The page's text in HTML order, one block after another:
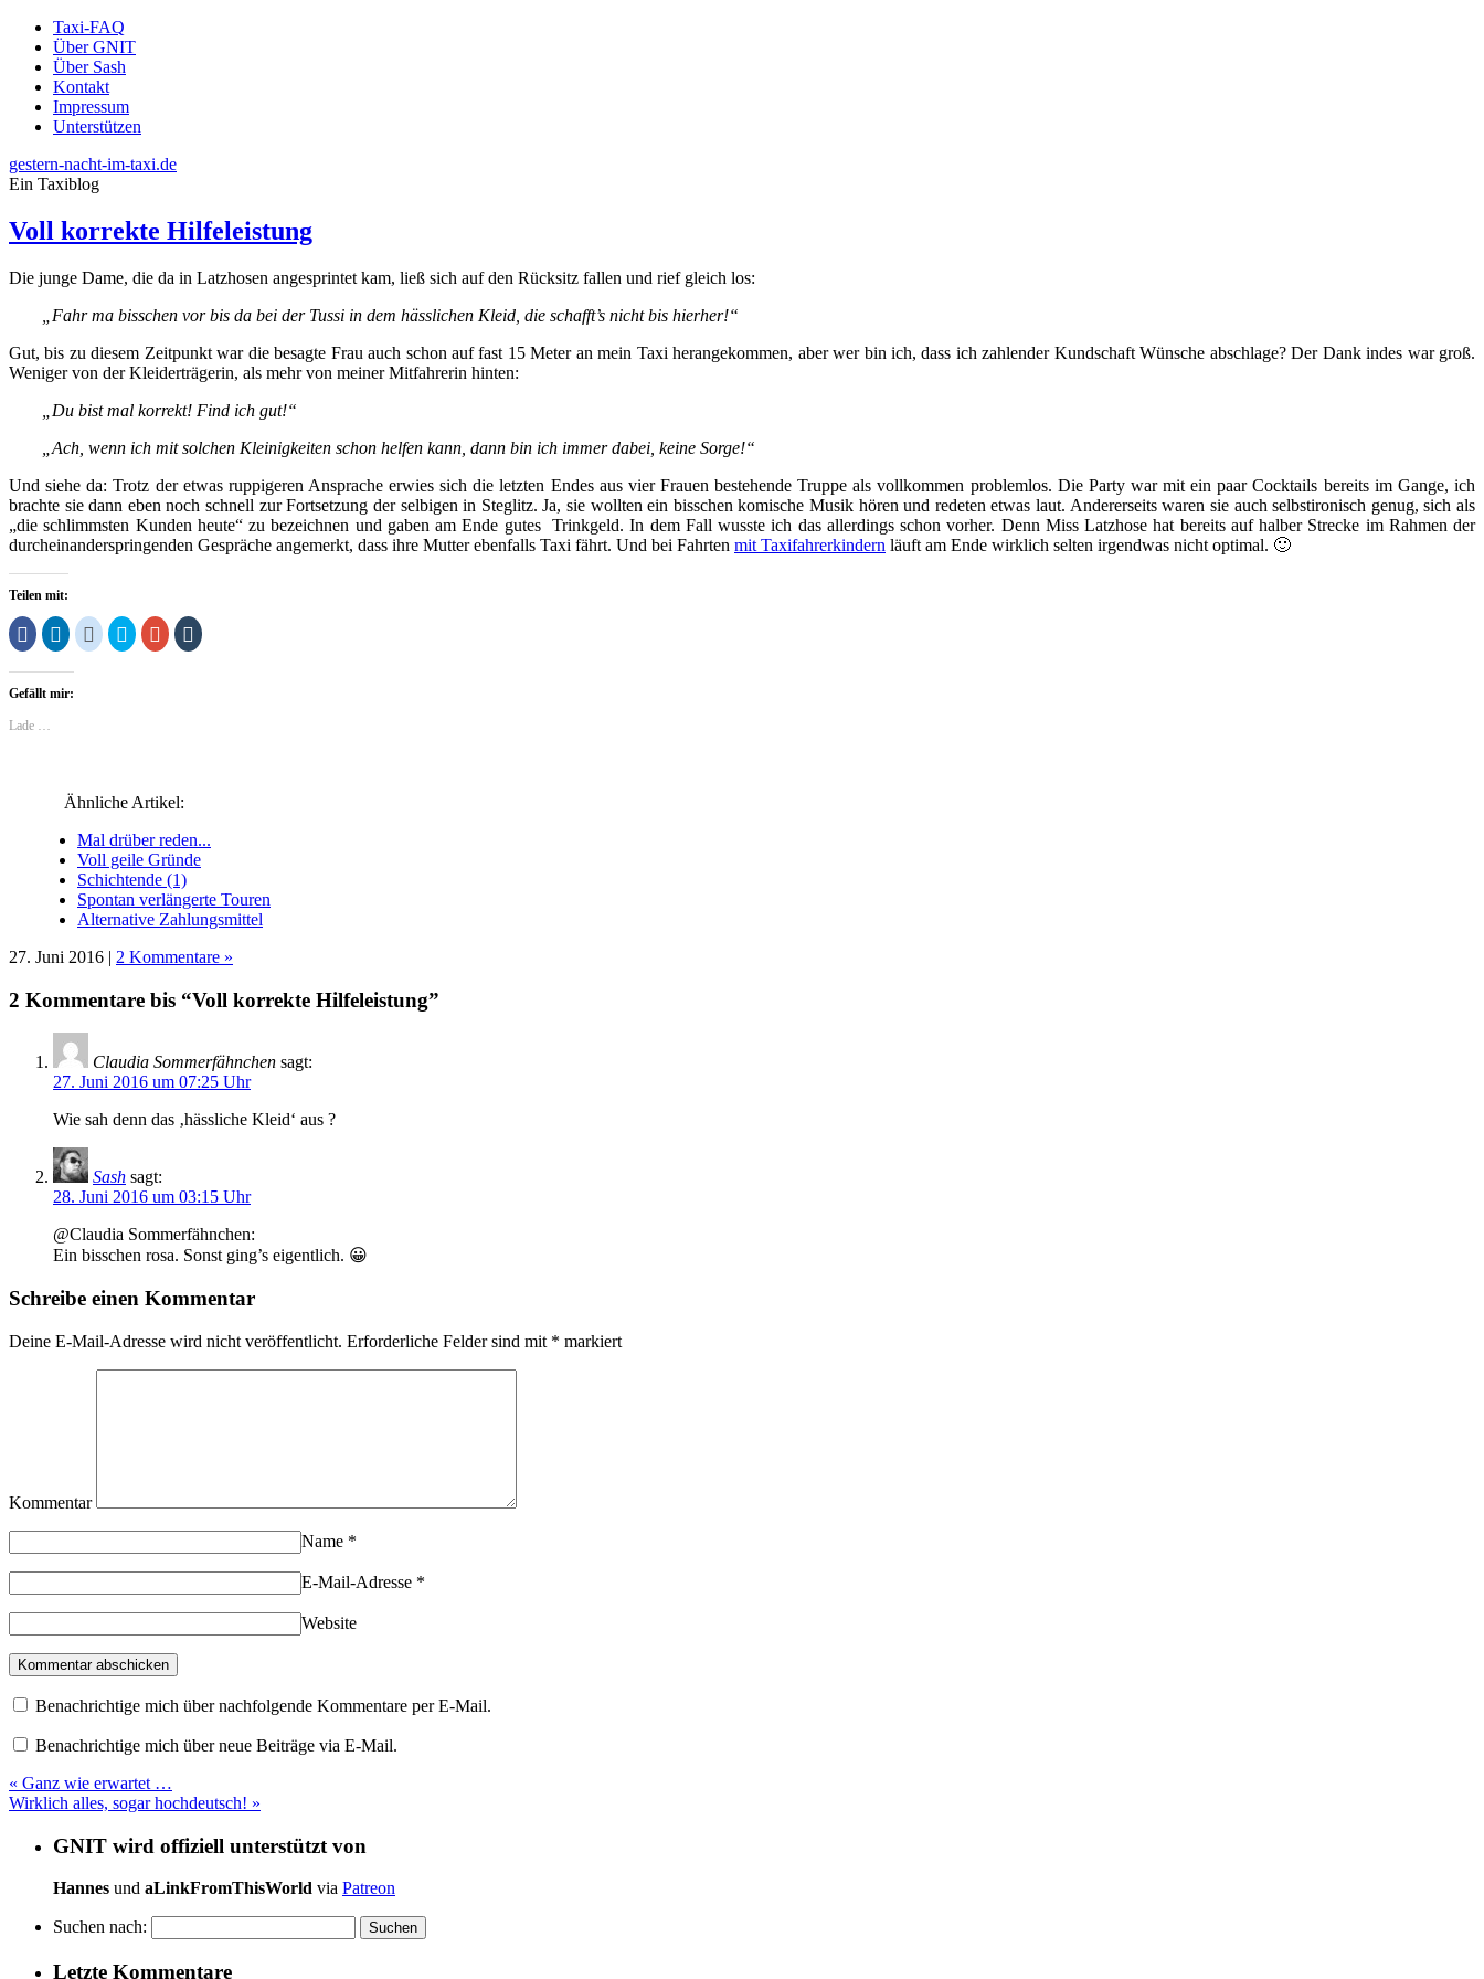
Taxi-FAQ
Über GNIT
Über Sash
Kontakt
Impressum
Unterstützen
gestern-nacht-im-taxi.de
Ein Taxiblog
Voll korrekte Hilfeleistung
Die junge Dame, die da in Latzhosen angesprintet kam, ließ sich auf den Rücksitz fallen und rief gleich los:
„Fahr ma bisschen vor bis da bei der Tussi in dem hässlichen Kleid, die schafft’s nicht bis hierher!“
Gut, bis zu diesem Zeitpunkt war die besagte Frau auch schon auf fast 15 Meter an mein Taxi herangekommen, aber wer bin ich, dass ich zahlender Kundschaft Wünsche abschlage? Der Dank indes war groß.
Weniger von der Kleiderträgerin, als mehr von meiner Mitfahrerin hinten:
„Du bist mal korrekt! Find ich gut!“
„Ach, wenn ich mit solchen Kleinigkeiten schon helfen kann, dann bin ich immer dabei, keine Sorge!“
Und siehe da: Trotz der etwas ruppigeren Ansprache erwies sich die letzten Endes aus vier Frauen bestehende Truppe als vollkommen problemlos. Die Party war mit ein paar Cocktails bereits im Gange, ich
brachte sie dann eben noch schnell zur Fortsetzung der selbigen in Steglitz. Ja, sie wollten ein bisschen komische Musik hören und redeten etwas laut. Andererseits waren sie auch selbstironisch genug, sich als
„die schlimmsten Kunden heute“ zu bezeichnen und gaben am Ende gutes Trinkgeld. In dem Fall wusste ich das allerdings schon vorher. Denn Miss Latzhose hat bereits auf halber Strecke im Rahmen der
durcheinanderspringenden Gespräche angemerkt, dass ihre Mutter ebenfalls Taxi fährt. Und bei Fahrten mit Taxifahrerkindern läuft am Ende wirklich selten irgendwas nicht optimal. 🙂
Teilen mit:
Klick,
um
Facebook
teilen
in
neuem
Klick,
um
LinkedIn
teilen
Klick,
um
Klick,
um
über
Zum
Teilen
Klick,
um
Gefällt mir:
Lade …
Ähnliche Artikel:
Mal drüber reden...
Voll geile Gründe
Schichtende (1)
Spontan verlängerte Touren
Alternative Zahlungsmittel
27. Juni 2016 | 2 Kommentare »
2 Kommentare bis “Voll korrekte Hilfeleistung”
Claudia Sommerfähnchen sagt:
27. Juni 2016 um 07:25 Uhr
Wie sah denn das ‚hässliche Kleid‘ aus ?
Sash sagt:
28. Juni 2016 um 03:15 Uhr
@Claudia Sommerfähnchen:
Ein bisschen rosa. Sonst ging’s eigentlich. 😀
Schreibe einen Kommentar
Deine E-Mail-Adresse wird nicht veröffentlicht. Erforderliche Felder sind mit * markiert
Kommentar
Name *
E-Mail-Adresse *
Website
Benachrichtige mich über nachfolgende Kommentare per E-Mail.
Benachrichtige mich über neue Beiträge via E-Mail.
« Ganz wie erwartet …
Wirklich alles, sogar hochdeutsch! »
GNIT wird offiziell unterstützt von
Hannes und aLinkFromThisWorld via Patreon
Suchen nach:
Letzte Kommentare